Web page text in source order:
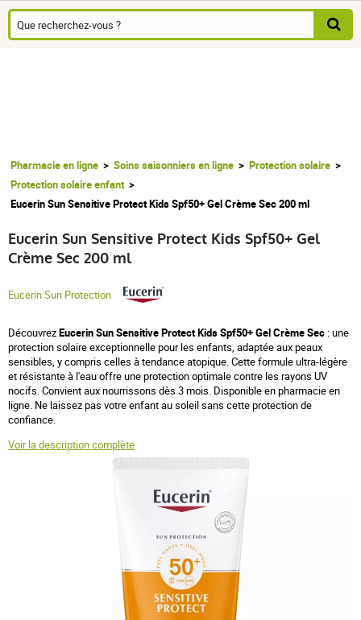
Pharmacie en ligne Soins saisonniers en ligne
Protection solaire
Protection solaire enfant
Eucerin Sun Sensitive Protect Kids Spf50+ Gel Crème Sec 200 ml
Eucerin Sun Sensitive Protect Kids Spf50+ Gel
Crème Sec 200 ml
Eucerin Sun Protection
DécouvrezEucerin Sun Sensitive Protect Kids Spf50+ Gel Crème Sec : une
protection solaire exceptionnelle pour les enfants, adaptée aux peaux
sensibles, y compris celles à tendance atopique. Cette formule ultra-légère
et résistante à l'eau offre une protection optimale contre les rayons UV
nocifs. Convient aux nourrissons dès 3 mois. Disponible en pharmacie en
ligne. Ne laissez pas votre enfant au soleil sans cette protection de
confiance.
Voir la description complète